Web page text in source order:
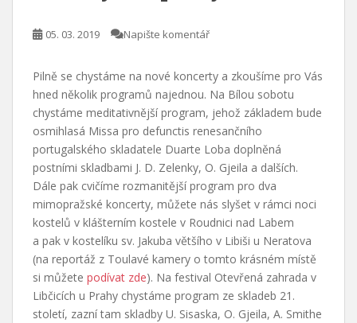
05. 03. 2019 Napište komentář
Pilně se chystáme na nové koncerty a zkoušíme pro Vás
hned několik programů najednou. Na Bílou sobotu
chystáme meditativnější program, jehož základem bude
osmihlasá Missa pro defunctis renesančního
portugalského skladatele Duarte Loba doplněná
postními skladbami J. D. Zelenky, O. Gjeila a dalších.
Dále pak cvičíme rozmanitější program pro dva
mimopražské koncerty, můžete nás slyšet v rámci noci
kostelů v klášterním kostele v Roudnici nad Labem
a pak v kostelíku sv. Jakuba většího v Libiši u Neratova
(na reportáž z Toulavé kamery o tomto krásném místě
si můžete podívat zde). Na festival Otevřená zahrada v
Libčicích u Prahy chystáme program ze skladeb 21.
století, zazní tam skladby U. Sisaska, O. Gjeila, A. Smithe